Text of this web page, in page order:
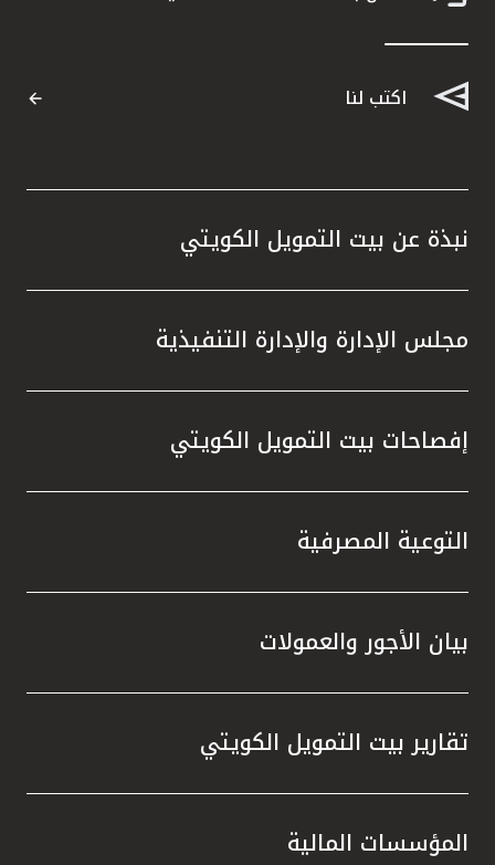
اكتب لنا
نبذة عن بيت التمويل الكويتي
مجلس الإدارة والإدارة التنفيذية
إفصاحات بيت التمويل الكويتي
التوعية المصرفية
بيان الأجور والعمولات
تقارير بيت التمويل الكويتي
المؤسسات المالية